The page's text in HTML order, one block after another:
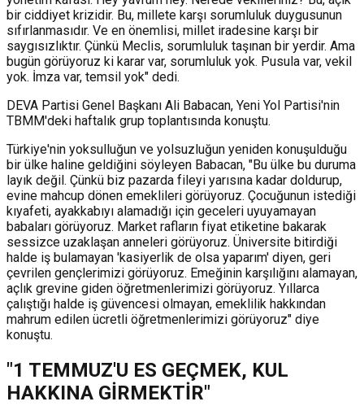
bir ciddiyet krizidir. Bu, millete karşı sorumluluk duygusunun
sıfırlanmasıdır. Ve en önemlisi, millet iradesine karşı bir
saygısızlıktır. Çünkü Meclis, sorumluluk taşınan bir yerdir. Ama
bugün görüyoruz ki karar var, sorumluluk yok. Pusula var, vekil
yok. İmza var, temsil yok" dedi.
DEVA Partisi Genel Başkanı Ali Babacan, Yeni Yol Partisi'nin
TBMM'deki haftalık grup toplantısında konuştu.
Türkiye'nin yoksulluğun ve yolsuzluğun yeniden konuşulduğu
bir ülke haline geldiğini söyleyen Babacan, "Bu ülke bu duruma
layık değil. Çünkü biz pazarda fileyi yarısına kadar doldurup,
evine mahcup dönen emeklileri görüyoruz. Çocuğunun istediği
kıyafeti, ayakkabıyı alamadığı için geceleri uyuyamayan
babaları görüyoruz. Market rafların fiyat etiketine bakarak
sessizce uzaklaşan anneleri görüyoruz. Üniversite bitirdiği
halde iş bulamayan 'kasiyerlik de olsa yaparım' diyen, geri
çevrilen gençlerimizi görüyoruz. Emeğinin karşılığını alamayan,
açlık grevine giden öğretmenlerimizi görüyoruz. Yıllarca
çalıştığı halde iş güvencesi olmayan, emeklilik hakkından
mahrum edilen ücretli öğretmenlerimizi görüyoruz" diye
konuştu.
"1 TEMMUZ'U ES GEÇMEK, KUL
HAKKINA GİRMEKTİR"